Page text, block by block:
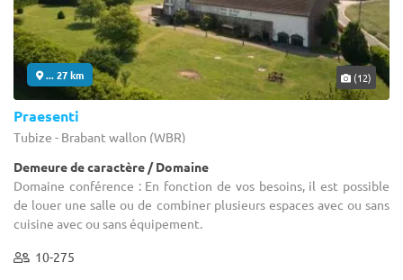
... 27 km (12)
Praesenti
Tubize - Brabant wallon (WBR)
Demeure de caractère / Domaine
Domaine conférence : En fonction de vos besoins, il est possible
de louer une salle ou de combiner plusieurs espaces avec ou sans
cuisine avec ou sans équipement.
10-275